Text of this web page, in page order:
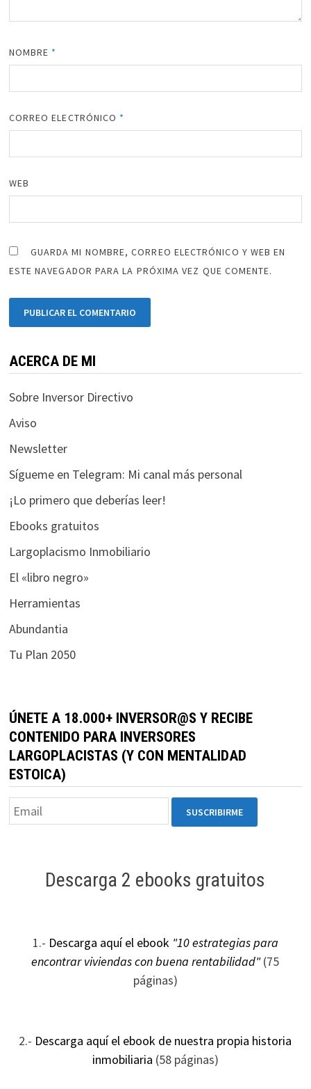
NOMBRE *
CORREO ELECTRÓNICO *
WEB
GUARDA MI NOMBRE, CORREO ELECTRÓNICO Y WEB EN
ESTE NAVEGADOR PARA LA PRÓXIMA VEZ QUE COMENTE.
ACERCA DE MI
Sobre Inversor Directivo
Aviso
Newsletter
Sígueme en Telegram: Mi canal más personal
¡Lo primero que deberías leer!
Ebooks gratuitos
Largoplacismo Inmobiliario
El «libro negro»
Herramientas
Abundantia
Tu Plan 2050
ÚNETE A 18.000+ INVERSOR@S Y RECIBE
CONTENIDO PARA INVERSORES
LARGOPLACISTAS (Y CON MENTALIDAD
ESTOICA)
Descarga 2 ebooks gratuitos
1.- Descarga aquí el ebook "10 estrategias para
encontrar viviendas con buena rentabilidad"(75
páginas)
2.- Descarga aquí el ebook de nuestra propia historia
inmobiliaria (58 páginas)